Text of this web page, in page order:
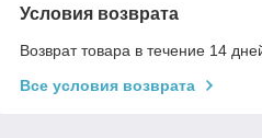
Условия возврата
Возврат товара в течение 14
Все условия возврата